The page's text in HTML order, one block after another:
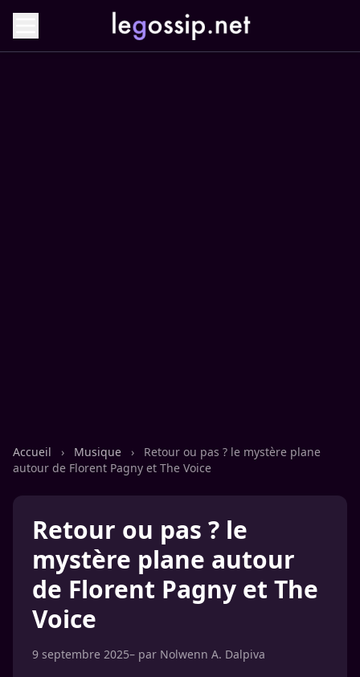
Accueil › Musique ›
Retour ou pas ? le mystère plane
autour de Florent Pagny et The Voice
Retour ou pas ? le
mystère plane autour
de Florent Pagny et The
Voice
9 septembre 2025– par Nolwenn A. Dalpiva